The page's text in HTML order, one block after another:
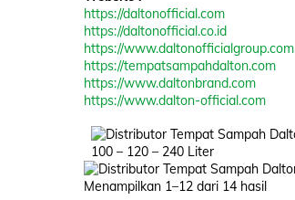
https://daltonofficial.com
https://daltonofficial.co.id
https://www.daltonofficialgroup.com
https://tempatsampahdalton.com
https://www.daltonbrand.com
https://www.dalton-official.com
Menampilkan 1–12 dari 14 hasil